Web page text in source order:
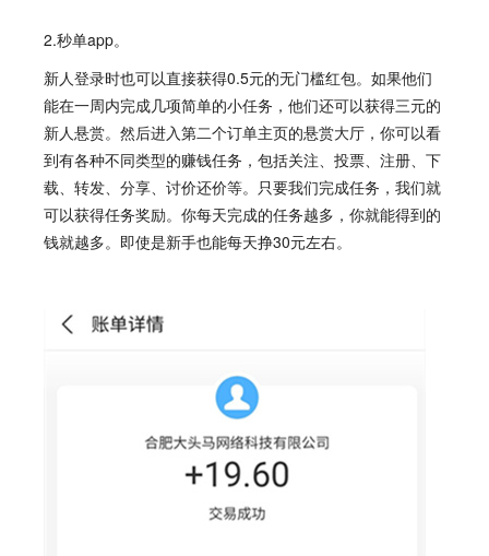
2.秒单app。
新人登录时也可以直接获得0.5元的无门槛红包。如果他们
能在一周内完成几项简单的小任务，他们还可以获得三元的
新人悬赏。然后进入第二个订单主页的悬赏大厅，你可以看
到有各种不同类型的赚钱任务，包括关注、投票、注册、下
载、转发、分享、讨价还价等。只要我们完成任务，我们就
可以获得任务奖励。你每天完成的任务越多，你就能得到的
钱就越多。即使是新手也能每天挣30元左右。